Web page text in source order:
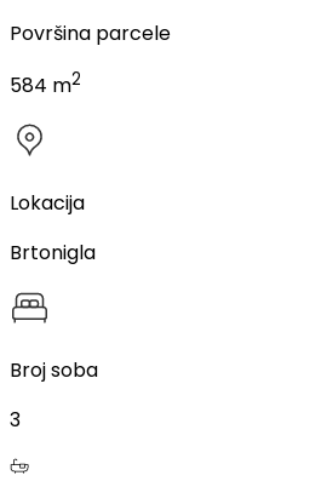
Površina parcele
584 m2
Lokacija
Brtonigla
Broj soba
3